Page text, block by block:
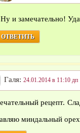
Ну и замечательно!
ОТВЕТИТЬ
Галя: 24.01.2014 в 11:10 дп
рецепт.
миндальный